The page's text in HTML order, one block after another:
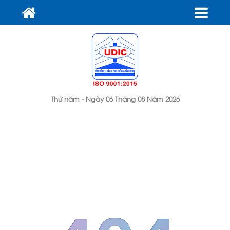
Thứ năm - Ngày 06 Tháng 08 Năm 2026